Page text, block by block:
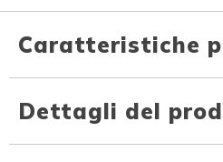
Caratteristiche
Dettagli del